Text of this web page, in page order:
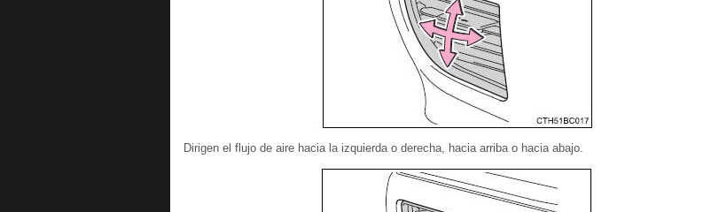
Dirigen el flujo de aire hacia la izquierda o derecha, hacia arriba o hacia abajo.